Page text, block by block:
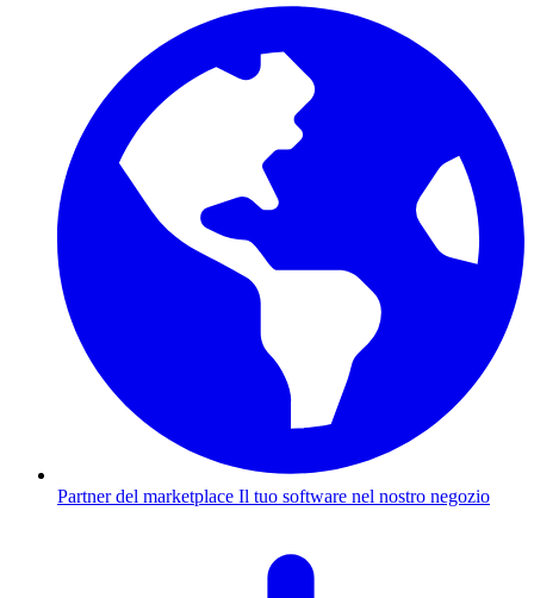
Partner del marketplace Il tuo software nel nostro negozio